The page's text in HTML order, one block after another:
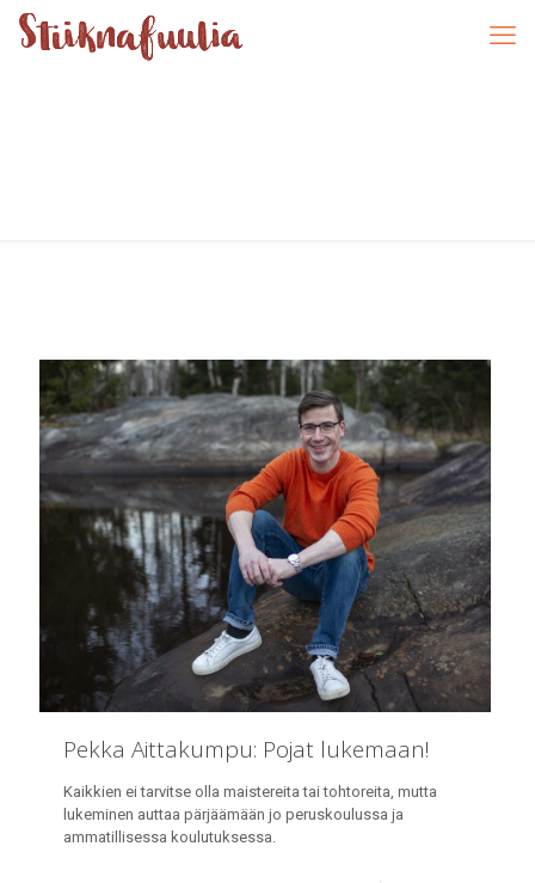
Pekka Aittakumpu: Pojat lukemaan!
Kaikkien ei tarvitse olla maistereita tai tohtoreita, mutta
lukeminen auttaa pärjäämään jo peruskoulussa ja
ammatillisessa koulutuksessa.